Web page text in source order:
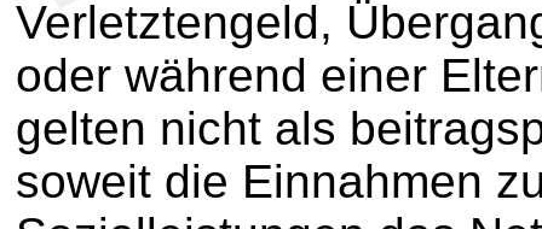
Verletztengeld,
oder während einer
gelten nicht als
soweit die Einnahmen